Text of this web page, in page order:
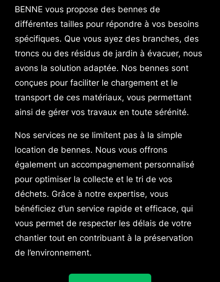
BENNE vous propose des bennes de
différentes tailles pour répondre à vos besoins
spécifiques. Que vous ayez des branches, des
troncs ou des résidus de jardin à évacuer, nous
avons la solution adaptée. Nos bennes sont
conçues pour faciliter le chargement et le
transport de ces matériaux, vous permettant
ainsi de gérer vos travaux en toute sérénité.
Nos services ne se limitent pas à la simple
location de bennes. Nous vous offrons
également un accompagnement personnalisé
pour optimiser la collecte et le tri de vos
déchets. Grâce à notre expertise, vous
bénéficiez d’un service rapide et efficace, qui
vous permet de respecter les délais de votre
chantier tout en contribuant à la préservation
de l’environnement.